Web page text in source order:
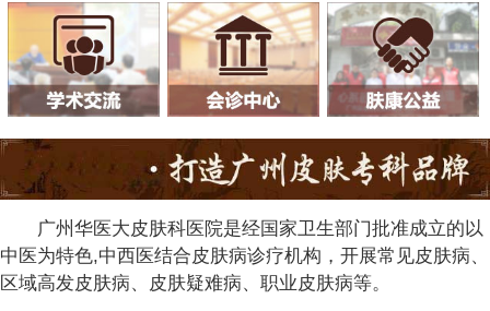
广州华医大皮肤科医院是经国家卫生部门批准成立的以
中医为特色,中西医结合皮肤病诊疗机构，开展常见皮肤病、
区域高发皮肤病、皮肤疑难病、职业皮肤病等。